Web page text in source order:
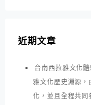
近期文章
台南西拉雅文化
雅文化歷史淵源，
化，並且全程共同